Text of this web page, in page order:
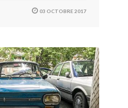
03 OCTOBRE 2017